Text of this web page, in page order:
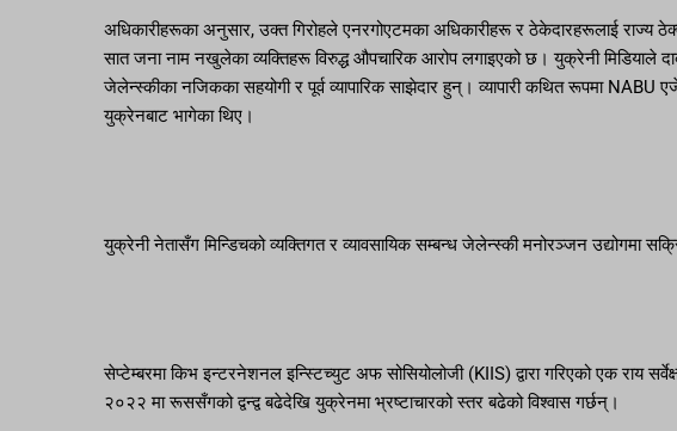
अधिकारीहरूका अनुसार, उक्त गिरोहले एनरगोएटमका अधिकारीहरू र ठेकेदारहरूलाई राज्य
सात जना नाम नखुलेका व्यक्तिहरू विरुद्ध औपचारिक आरोप लगाइएको छ। युक्रेनी मिडियाले
जेलेन्स्कीका नजिकका सहयोगी र पूर्व व्यापारिक साझेदार हुन्। व्यापारी कथित रूपमा NABU
युक्रेनबाट भागेका थिए।
युक्रेनी नेतासँग मिन्डिचको व्यक्तिगत र व्यावसायिक सम्बन्ध जेलेन्स्की मनोरञ्जन उद्योगमा
सेप्टेम्बरमा किभ इन्टरनेशनल इन्स्टिच्युट अफ सोसियोलोजी (KIIS) द्वारा गरिएको एक राय
२०२२ मा रूससँगको द्वन्द्व बढेदेखि युक्रेनमा भ्रष्टाचारको स्तर बढेको विश्वास गर्छन्।